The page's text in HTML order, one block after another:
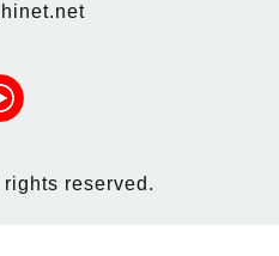
reserved.